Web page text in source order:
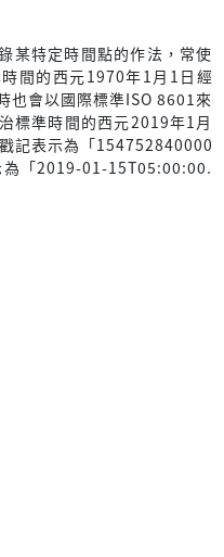
某特定時間點的作法，常使
間的西元1970年1月1日經
也會以國際標準ISO 8601來
標準時間的西元2019年1月
記表示為「154752840000
「2019-01-15T05:00:00.